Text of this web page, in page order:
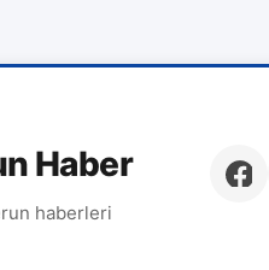
Haber
haberleri